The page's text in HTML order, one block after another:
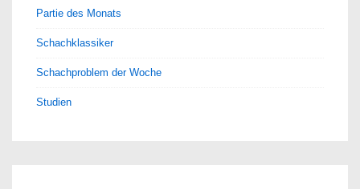
Partie des Monats
Schachklassiker
Schachproblem der Woche
Studien